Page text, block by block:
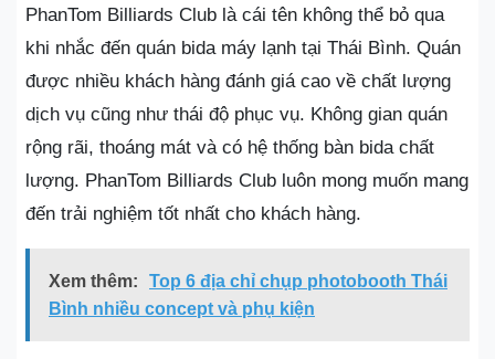
PhanTom Billiards Club là cái tên không thể bỏ qua
khi nhắc đến quán bida máy lạnh tại Thái Bình. Quán
được nhiều khách hàng đánh giá cao về chất lượng
dịch vụ cũng như thái độ phục vụ. Không gian quán
rộng rãi, thoáng mát và có hệ thống bàn bida chất
lượng. PhanTom Billiards Club luôn mong muốn mang
đến trải nghiệm tốt nhất cho khách hàng.
Xem thêm:
Top 6 địa chỉ chụp photobooth Thái
Bình nhiều concept và phụ kiện